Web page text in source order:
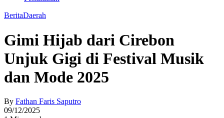
BeritaDaerah
Gimi Hijab dari Cirebon
Unjuk Gigi di Festival Musik
dan Mode 2025
By Fathan Faris Saputro
09/12/2025